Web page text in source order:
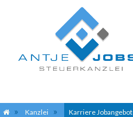
Zum
Kanzlei Karriere